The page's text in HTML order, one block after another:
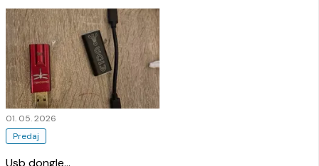
Predaj
01. 05. 2026
Usb dongle…